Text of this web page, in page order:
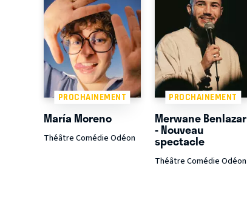
PROCHAINEMENT
María Moreno
Théâtre Comédie Odéon
PROCHAINEMENT
Merwane Benlazar
- Nouveau
spectacle
Théâtre Comédie Odéon